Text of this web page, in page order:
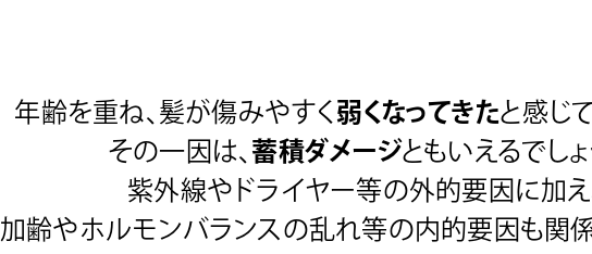
年齢を重ね、髪が傷みやすく 弱くなってきたと感じ
その一因は、 蓄積ダメージともいえるでしょ
紫外線やドライヤー等の外的要因に加え
加齢やホルモンバランスの乱れ等の内的要因も関係